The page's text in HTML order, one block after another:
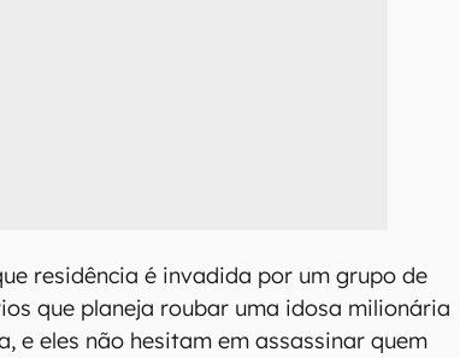
residência é invadida por um grupo de
que planeja roubar uma idosa milionária
e eles não hesitam em assassinar quem